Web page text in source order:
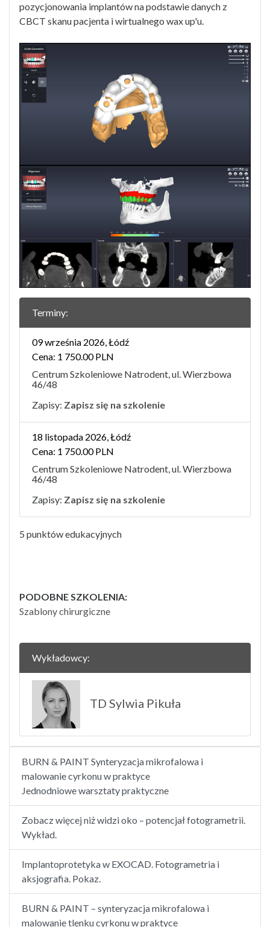
pozycjonowania implantów na podstawie danych z
CBCT skanu pacjenta i wirtualnego wax up'u.
Terminy:
09 września 2026, Łódź
Cena: 1 750.00 PLN
Centrum Szkoleniowe Natrodent, ul. Wierzbowa
46/48
Zapisy: Zapisz się na szkolenie
18 listopada 2026, Łódź
Cena: 1 750.00 PLN
Centrum Szkoleniowe Natrodent, ul. Wierzbowa
46/48
Zapisy: Zapisz się na szkolenie
5 punktów edukacyjnych
PODOBNE SZKOLENIA:
Szablony chirurgiczne
Wykładowcy:
TD Sylwia Pikuła
BURN & PAINT Synteryzacja mikrofalowa i
malowanie cyrkonu w praktyce
Jednodniowe warsztaty praktyczne
Zobacz więcej niż widzi oko – potencjał fotogrametrii.
Wykład.
Implantoprotetyka w EXOCAD. Fotogrametria i
aksjografia. Pokaz.
BURN & PAINT – synteryzacja mikrofalowa i
malowanie tlenku cyrkonu w praktyce